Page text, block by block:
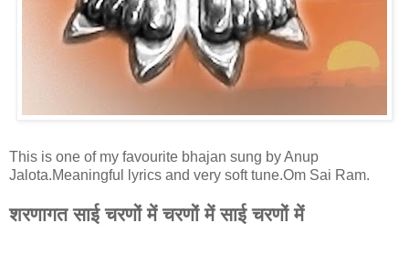
This is one of my favourite bhajan sung by Anup
Jalota.Meaningful lyrics and very soft tune.Om Sai Ram.
शरणागत साई चरणों में चरणों में साई चरणों में